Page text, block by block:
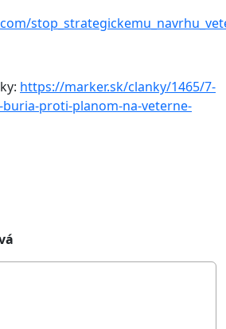
https://marker.sk/clanky/1465/7-
buria-proti-planom-na-veterne-